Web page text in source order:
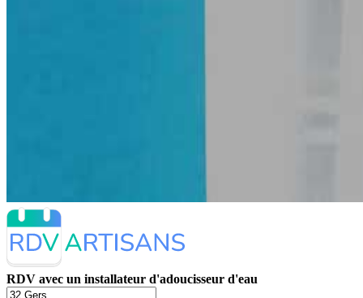
RDV avec un installateur d'adoucisseur d'eau